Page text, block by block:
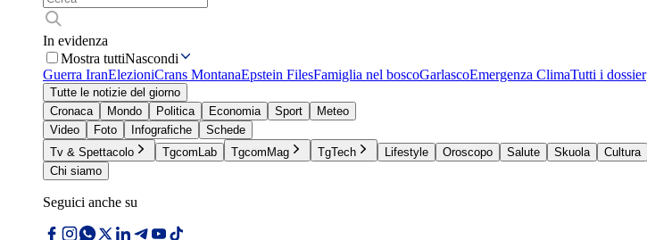
In evidenza
Mostra tuttiNascondi
Guerra IranElezioniCrans MontanaEpstein FilesFamiglia nel boscoGarlascoEmergenza ClimaTutti i dossier
Tutte le notizie del giorno
Cronaca
Mondo Politica Economia Sport
Meteo
Video
Foto Infografiche
Schede
Tv & Spettacolo
TgcomLab TgcomMag TgTech Lifestyle Oroscopo Salute Skuola Cultura
Chi siamo
Seguici anche su